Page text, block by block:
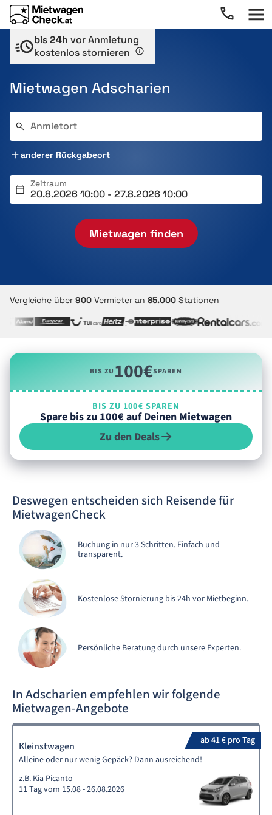
bis 24h vor Anmietung
kostenlos stornieren
Mietwagen Adscharien
Anmietort
anderer Rückgabeort
Zeitraum
Mietwagen finden
Vergleiche über 900 Vermieter an 85.000 Stationen
BIS ZU100€SPAREN
BIS ZU 100€ SPAREN
Spare bis zu 100€ auf Deinen Mietwagen
Zu den Deals
Deswegen entscheiden sich Reisende für
MietwagenCheck
Buchung in nur 3 Schritten. Einfach und
transparent.
Kostenlose Stornierung bis 24h vor Mietbeginn.
Persönliche Beratung durch unsere Experten.
In Adscharien empfehlen wir folgende
Mietwagen-Angebote
ab 41 € pro Tag
Kleinstwagen
Alleine oder nur wenig Gepäck? Dann ausreichend!
z.B. Kia Picanto
11 Tag vom 15.08 - 26.08.2026